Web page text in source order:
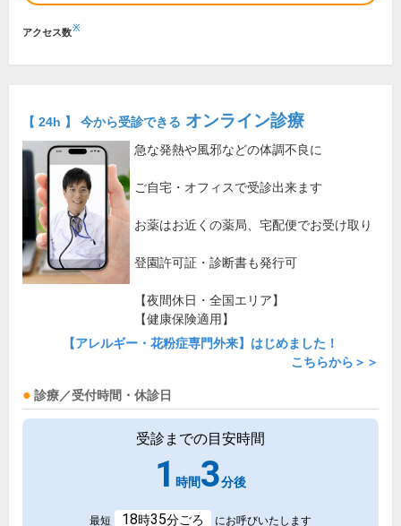
アクセス数※
【 24h 】 今から受診できる オンライン診療
急な発熱や風邪などの体調不良に
ご自宅・オフィスで受診出来ます
お薬はお近くの薬局、宅配便でお受け取り
登園許可証・診断書も発行可
【夜間休日・全国エリア】
【健康保険適用】
【アレルギー・花粉症専門外来】はじめました！
こちらから＞＞
診療／受付時間・休診日
受診までの目安時間
1 時間3分後
最短 18時35分ごろ にお呼びいたします